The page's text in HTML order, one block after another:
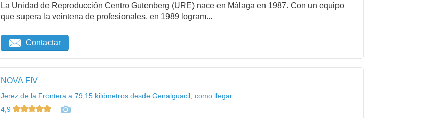
La Unidad de Reproducción Centro Gutenberg (URE) nace en Málaga en 1987. Con un equipo
que supera la veintena de profesionales, en 1989 logram...
Contactar
NOVA FIV
Jerez de la Frontera a 79,15 kilómetros desde Genalguacil, como llegar
4,9